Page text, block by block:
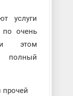
услуги
по очень
этом
полный
прочей